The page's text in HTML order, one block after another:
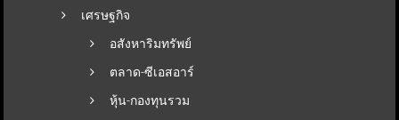
เศรษฐกิจ
อสังหาริมทรัพย์
ตลาด-ซีเอสอาร์
หุ้น-กองทุนรวม